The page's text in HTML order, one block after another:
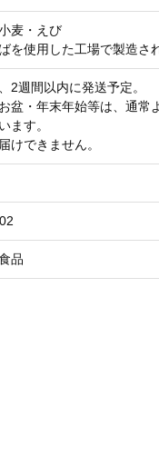
麦・えび
を使用した工場で製造さ
2週間以内に発送予定。
盆・年末年始等は、通常
ます。
けできません。
品